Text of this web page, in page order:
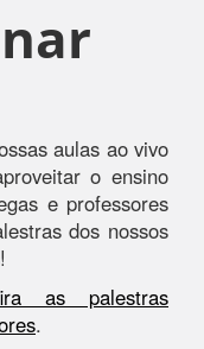
aulas ao vivo
o ensino
e professores
dos nossos
as palestras
.